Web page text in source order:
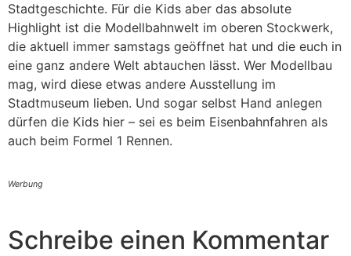
Stadtgeschichte. Für die Kids aber das absolute
Highlight ist die Modellbahnwelt im oberen Stockwerk,
die aktuell immer samstags geöffnet hat und die euch in
eine ganz andere Welt abtauchen lässt. Wer Modellbau
mag, wird diese etwas andere Ausstellung im
Stadtmuseum lieben. Und sogar selbst Hand anlegen
dürfen die Kids hier – sei es beim Eisenbahnfahren als
auch beim Formel 1 Rennen.
Werbung
Schreibe einen Kommentar